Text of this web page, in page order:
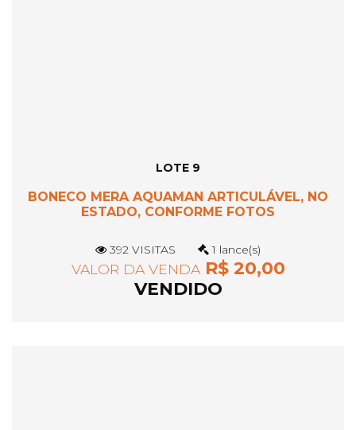
LOTE 9
BONECO MERA AQUAMAN ARTICULÁVEL, NO
ESTADO, CONFORME FOTOS
392 VISITAS 1 lance(s)
VALOR DA VENDAR$ 20,00
VENDIDO